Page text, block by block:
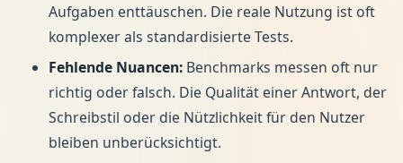
Aufgaben enttäuschen. Die reale Nutzung ist oft
komplexer als standardisierte Tests.
Fehlende Nuancen:Benchmarks messen oft nur
richtig oder falsch. Die Qualität einer Antwort, der
Schreibstil oder die Nützlichkeit für den Nutzer
bleiben unberücksichtigt.